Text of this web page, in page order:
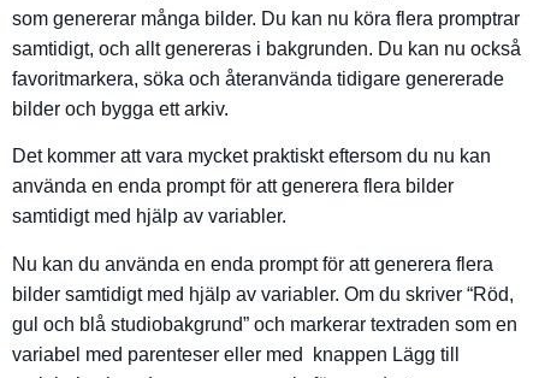
som genererar många bilder. Du kan nu köra flera promptrar
samtidigt, och allt genereras i bakgrunden. Du kan nu också
favoritmarkera, söka och återanvända tidigare genererade
bilder och bygga ett arkiv.
Det kommer att vara mycket praktiskt eftersom du nu kan
använda en enda prompt för att generera flera bilder
samtidigt med hjälp av variabler.
Nu kan du använda en enda prompt för att generera flera
bilder samtidigt med hjälp av variabler. Om du skriver “Röd,
gul och blå studiobakgrund” och markerar textraden som en
variabel med parenteser eller med knappen Lägg till